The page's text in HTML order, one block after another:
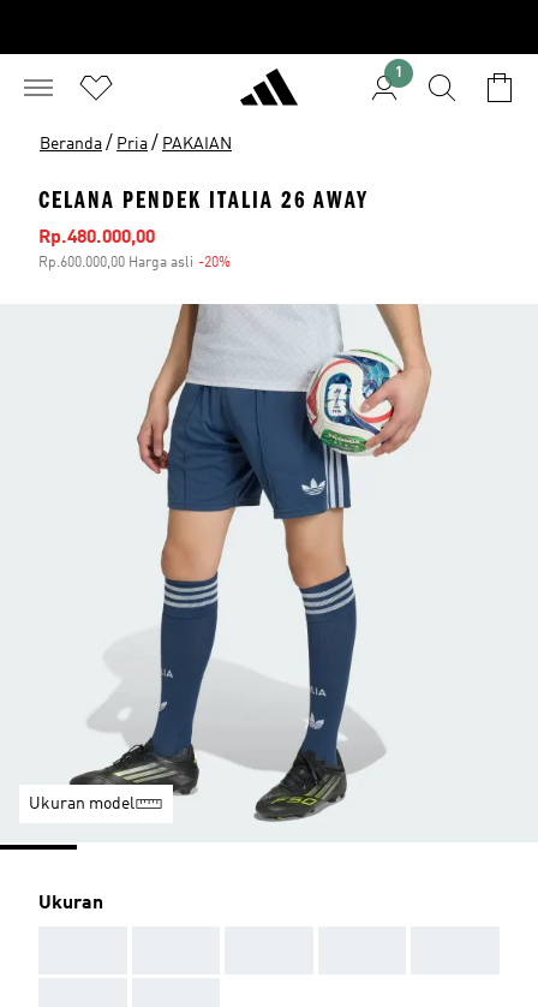
1
Beranda / Pria / PAKAIAN
CELANA PENDEK ITALIA 26 AWAY
Harga penjualan
Rp.480.000,00
Rp.600.000,00 Harga asli -20%
Ukuran model
Ukuran